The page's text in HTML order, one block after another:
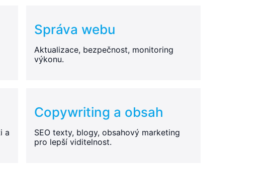
Správa webu
Aktualizace, bezpečnost, monitoring
výkonu.
a
Copywriting a obsah
SEO texty, blogy, obsahový marketing
pro lepší viditelnost.